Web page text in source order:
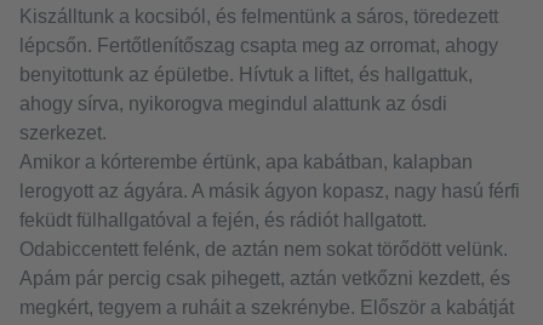
Kiszálltunk a kocsiból, és felmentünk a sáros, töredezett
lépcsőn. Fertőtlenítőszag csapta meg az orromat, ahogy
benyitottunk az épületbe. Hívtuk a liftet, és hallgattuk,
ahogy sírva, nyikorogva megindul alattunk az ósdi
szerkezet.
Amikor a kórterembe értünk, apa kabátban, kalapban
lerogyott az ágyára. A másik ágyon kopasz, nagy hasú férfi
feküdt fülhallgatóval a fején, és rádiót hallgatott.
Odabiccentett felénk, de aztán nem sokat törődött velünk.
Apám pár percig csak pihegett, aztán vetkőzni kezdett, és
megkért, tegyem a ruháit a szekrénybe. Először a kabátját